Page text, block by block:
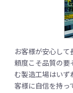
お客様が安心し
頼度こそ品質の要
む製造工場はい
客様に自信を持っ